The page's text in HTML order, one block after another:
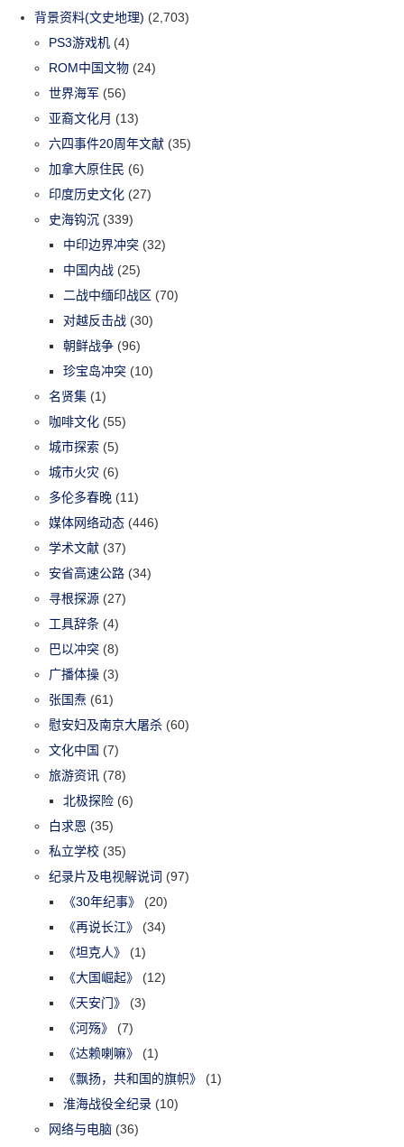
背景资料(文史地理) (2,703)
PS3游戏机 (4)
ROM中国文物 (24)
世界海军 (56)
亚裔文化月 (13)
六四事件20周年文献 (35)
加拿大原住民 (6)
印度历史文化 (27)
史海钩沉 (339)
中印边界冲突 (32)
中国内战 (25)
二战中缅印战区 (70)
对越反击战 (30)
朝鲜战争 (96)
珍宝岛冲突 (10)
名贤集 (1)
咖啡文化 (55)
城市探索 (5)
城市火灾 (6)
多伦多春晚 (11)
媒体网络动态 (446)
学术文献 (37)
安省高速公路 (34)
寻根探源 (27)
工具辞条 (4)
巴以冲突 (8)
广播体操 (3)
张国焘 (61)
慰安妇及南京大屠杀 (60)
文化中国 (7)
旅游资讯 (78)
北极探险 (6)
白求恩 (35)
私立学校 (35)
纪录片及电视解说词 (97)
《30年纪事》
(20)
《再说长江》
(34)
《坦克人》
(1)
《大国崛起》
(12)
《天安门》
(3)
《河殇》
(7)
《达赖喇嘛》
(1)
《飘扬，共和国的旗帜》
(1)
淮海战役全纪录 (10)
网络与电脑 (36)